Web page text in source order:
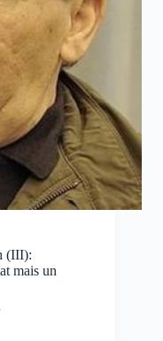
(III):
mais un